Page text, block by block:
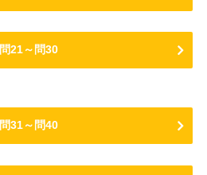
問21～問30
問31～問40